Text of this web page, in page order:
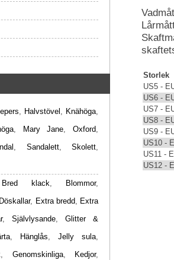
Storlek
US5 -
US6 -
US7 -
US8 -
US9 -
US10 -
US11 -
US12 -
, Halvstövel , Knähöga,
, Mary Jane, Oxford,
, Sandalett,Skolett,
Bred klack, Blommor,
Döskallar, Extra bredd, Extra
, Självlysande, Glitter &
, Hänglås, Jelly sula,
, Genomskinliga, Kedjor,